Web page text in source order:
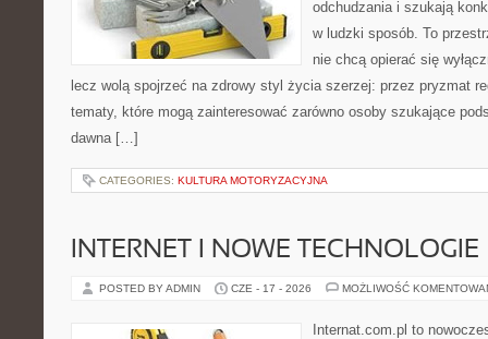
odchudzania i szukają
w ludzki sposób. To
nie chcą opierać się
lecz wolą spojrzeć na zdrowy styl życia szerzej: przez pryzmat
tematy, które mogą zainteresować zarówno osoby szukające
dawna […]
CATEGORIES: KULTURA MOTORYZACYJNA
INTERNET I NOWE TECHNOLOGIE
POSTED BY ADMIN CZE - 17 - 2026 MOŻLIWOŚĆ
Internat.com.pl to